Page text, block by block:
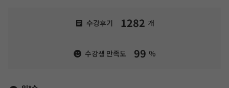
수강후기 1282 개
수강생 만족도 99 %